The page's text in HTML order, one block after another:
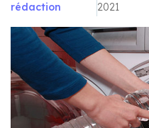
rédaction
2021